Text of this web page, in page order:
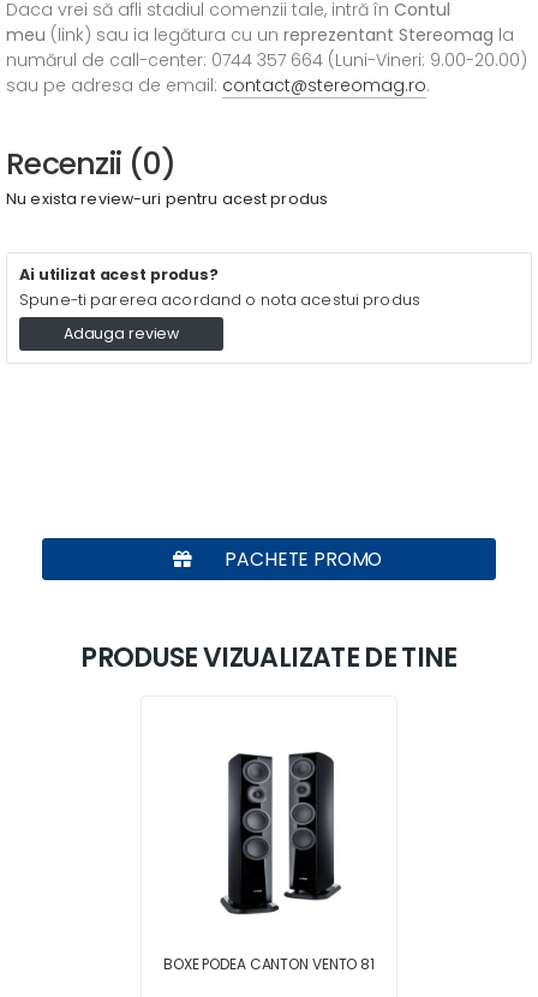
Daca vrei să afli stadiul comenzii tale, intră în Contul
meu (link) sau ia legătura cu un reprezentant Stereomag la
numărul de call-center: 0744 357 664 (Luni-Vineri: 9.00-20.00)
sau pe adresa de email: contact@stereomag.ro.
Recenzii (0)
Nu exista review-uri pentru acest produs
Ai utilizat acest produs?
Spune-ti parerea acordand o nota acestui produs
Adauga review
PACHETE PROMO
PRODUSE VIZUALIZATE DE TINE
BOXE PODEA CANTON VENTO 81